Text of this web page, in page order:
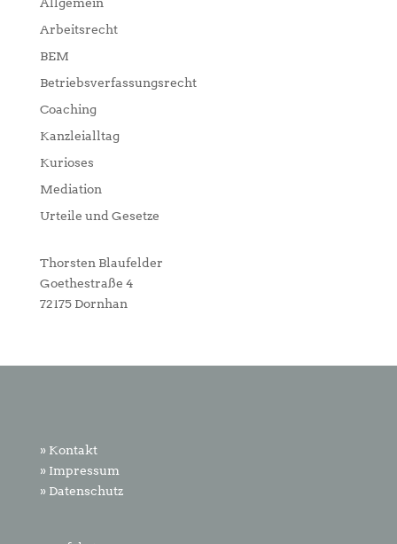
Arbeitsrecht
BEM
Betriebsverfassungsrecht
Coaching
Kanzleialltag
Kurioses
Mediation
Urteile und Gesetze
Thorsten Blaufelder
Goethestraße 4
72175 Dornhan
» Kontakt
» Impressum
» Datenschutz